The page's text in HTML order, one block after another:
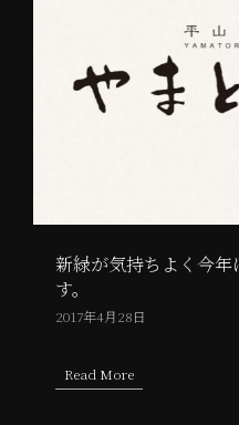
新緑が気持ちよく今
す。
2017年4月28日
Read More